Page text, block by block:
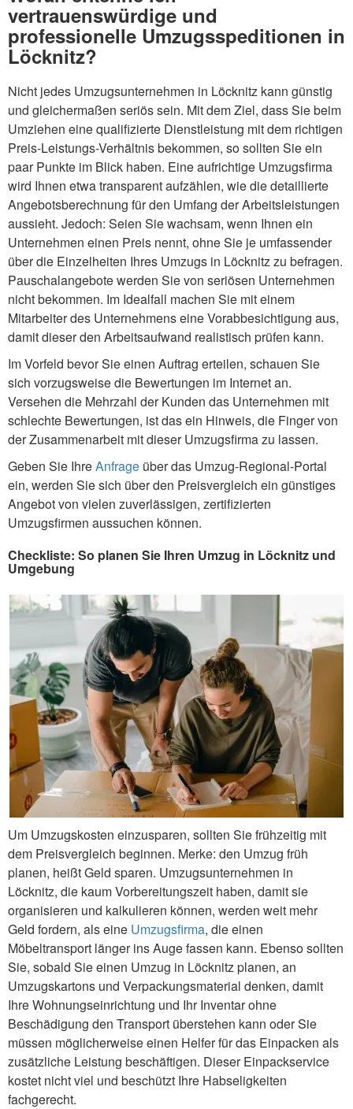
vertrauenswürdige und
professionelle Umzugsspeditionen in
Löcknitz?
Nicht jedes Umzugsunternehmen in Löcknitz kann günstig
und gleichermaßen seriös sein. Mit dem Ziel, dass Sie beim
Umziehen eine qualifizierte Dienstleistung mit dem richtigen
Preis-Leistungs-Verhältnis bekommen, so sollten Sie ein
paar Punkte im Blick haben. Eine aufrichtige Umzugsfirma
wird Ihnen etwa transparent aufzählen, wie die detaillierte
Angebotsberechnung für den Umfang der Arbeitsleistungen
aussieht. Jedoch: Seien Sie wachsam, wenn Ihnen ein
Unternehmen einen Preis nennt, ohne Sie je umfassender
über die Einzelheiten Ihres Umzugs in Löcknitz zu befragen.
Pauschalangebote werden Sie von seriösen Unternehmen
nicht bekommen. Im Idealfall machen Sie mit einem
Mitarbeiter des Unternehmens eine Vorabbesichtigung aus,
damit dieser den Arbeitsaufwand realistisch prüfen kann.
Im Vorfeld bevor Sie einen Auftrag erteilen, schauen Sie
sich vorzugsweise die Bewertungen im Internet an.
Versehen die Mehrzahl der Kunden das Unternehmen mit
schlechte Bewertungen, ist das ein Hinweis, die Finger von
der Zusammenarbeit mit dieser Umzugsfirma zu lassen.
Geben Sie IhreAnfrage über das Umzug-Regional-Portal
ein, werden Sie sich über den Preisvergleich ein günstiges
Angebot von vielen zuverlässigen, zertifizierten
Umzugsfirmen aussuchen können.
Checkliste: So planen Sie Ihren Umzug in Löcknitz und
Umgebung
Um Umzugskosten einzusparen, sollten Sie frühzeitig mit
dem Preisvergleich beginnen. Merke: den Umzug früh
planen, heißt Geld sparen. Umzugsunternehmen in
Löcknitz, die kaum Vorbereitungszeit haben, damit sie
organisieren und kalkulieren können, werden weit mehr
Geld fordern, als eine Umzugsfirma, die einen
Möbeltransport länger ins Auge fassen kann. Ebenso sollten
Sie, sobald Sie einen Umzug in Löcknitz planen, an
Umzugskartons und Verpackungsmaterial denken, damit
Ihre Wohnungseinrichtung und Ihr Inventar ohne
Beschädigung den Transport überstehen kann oder Sie
müssen möglicherweise einen Helfer für das Einpacken als
zusätzliche Leistung beschäftigen. Dieser Einpackservice
kostet nicht viel und beschützt Ihre Habseligkeiten
fachgerecht.